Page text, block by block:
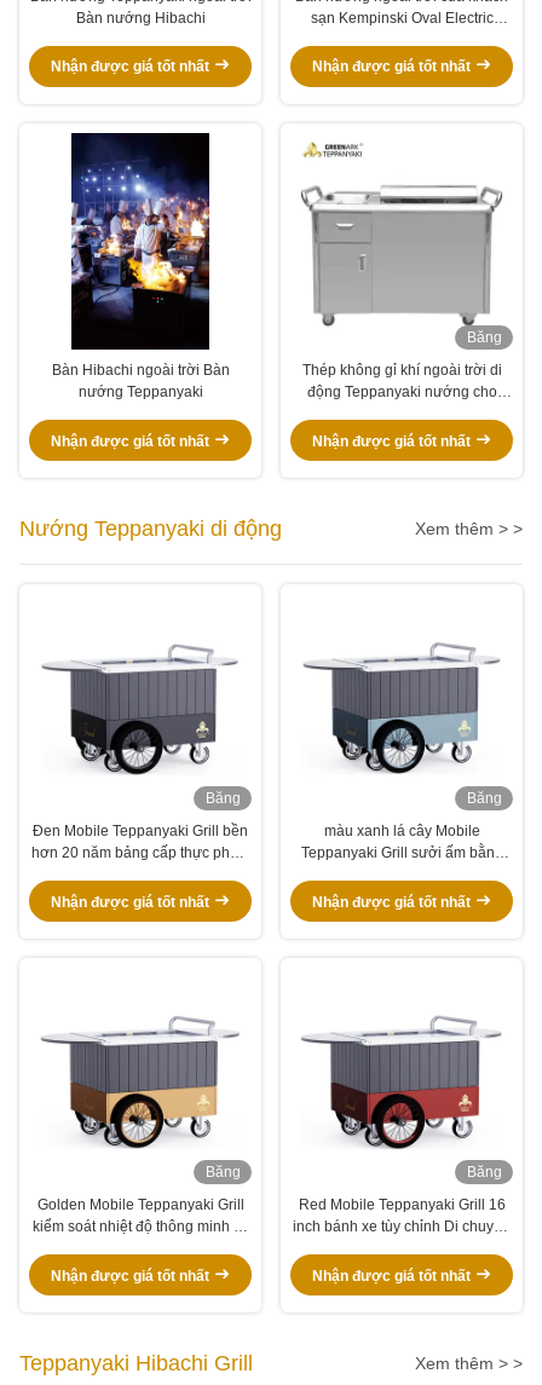
Bàn nướng Hibachi
Nhận được giá tốt nhất
sạn Kempinski Oval Electric
Nhận được giá tốt nhất
Bàn Hibachi ngoài trời Bàn
nướng Teppanyaki
Nhận được giá tốt nhất
Băng
hình
Thép không gỉ khí ngoài trời di
động Teppanyaki nướng cho
Nhận được giá tốt nhất
Nướng Teppanyaki di động Xem thêm > >
Băng
hình
Đen Mobile Teppanyaki Grill bền
hơn 20 năm bảng cấp thực phẩm
Nhận được giá tốt nhất
Băng
hình
màu xanh lá cây Mobile
Teppanyaki Grill sưởi ấm bằng
cấp thực phẩm Hibachi Grill Table
Nhận được giá tốt nhất
Băng
hình
Golden Mobile Teppanyaki Grill
kiểm soát nhiệt độ thông minh và
Nhận được giá tốt nhất
Băng
hình
Red Mobile Teppanyaki Grill 16
inch bánh xe tùy chỉnh Di chuyển
Hibachi Grill Table
Nhận được giá tốt nhất
Teppanyaki Hibachi Grill Xem thêm > >